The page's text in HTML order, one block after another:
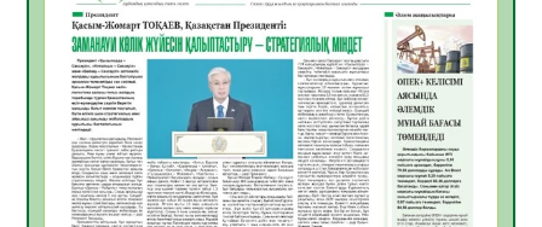
05.08.2026
32
Қазақстан Орталық Азиядағы көшуге ең
қолайлы ел атанды
05.08.2026
33
Өрт қауіпсіздігі талаптарын сақтау – әр
азаматтың міндеті